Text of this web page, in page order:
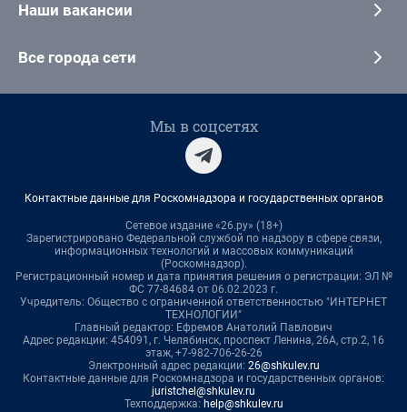
Наши вакансии
Все города сети
Мы в соцсетях
Контактные данные для Роскомнадзора и государственных органов
Сетевое издание «26.ру» (18+)
Зарегистрировано Федеральной службой по надзору в сфере связи,
информационных технологий и массовых коммуникаций
(Роскомнадзор).
Регистрационный номер и дата принятия решения о регистрации: ЭЛ №
ФС 77-84684 от 06.02.2023 г.
Учредитель: Общество с ограниченной ответственностью "ИНТЕРНЕТ
ТЕХНОЛОГИИ"
Главный редактор: Ефремов Анатолий Павлович
Адрес редакции: 454091, г. Челябинск, проспект Ленина, 26А, стр.2, 16
этаж, +7-982-706-26-26
Электронный адрес редакции: 26@shkulev.ru
Контактные данные для Роскомнадзора и государственных органов:
juristchel@shkulev.ru
Техподдержка: help@shkulev.ru